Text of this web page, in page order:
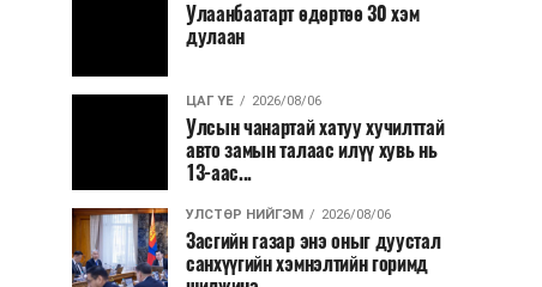
Улаанбаатарт өдөртөө 30 хэм
дулаан
ЦАГ ҮЕ 2026/08/06
Улсын чанартай хатуу хучилттай
авто замын талаас илүү хувь нь
13-аас...
УЛСТӨР НИЙГЭМ 2026/08/06
Засгийн газар энэ оныг дуустал
санхүүгийн хэмнэлтийн горимд